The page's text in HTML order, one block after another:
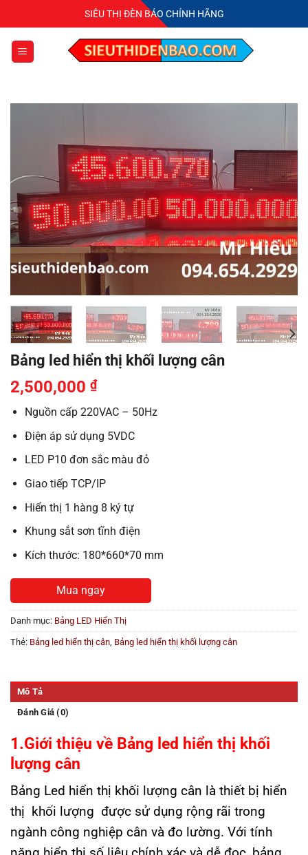
qua
nội
dung
SIÊU THỊ ĐÈN BÁO CHÍNH HÃNG
Bảng led hiển thị khối lượng cân
2,500,000 ₫
Nguồn cấp 220VAC – 50Hz
Điện áp sử dụng 5VDC
LED P10 đơn sắc màu đỏ
Giao tiếp TCP/IP
Hiển thị 1 hàng 8 ký tự
Khung sắt sơn tĩnh điện
Kích thước: 180*660*70 mm
Mua ngay
Danh mục: Bảng LED Hiển Thị
Thẻ: Bảng led hiển thị cân Bảng led hiển thị khối lượng cân
Mô Tả
Đánh Giá (0)
1.Giới thiệu về Bảng led hiển thị khối
lượng cân
Bảng Led hiển thị khối lượng cân là thiết bị hiển
thị khối lượng được sử dụng rộng rãi trong
ngành công nghiệp cân và đo lường. Với tính